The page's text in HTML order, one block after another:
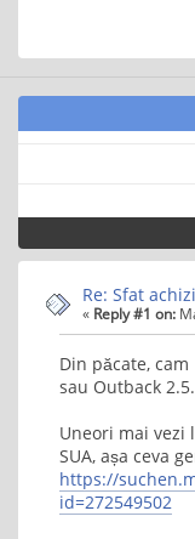
Re: Sfat
« Reply #1 on:
Din păcate,
sau Outback 2.5.
Uneori mai vezi
SUA, așa ceva
https://
id=272549502